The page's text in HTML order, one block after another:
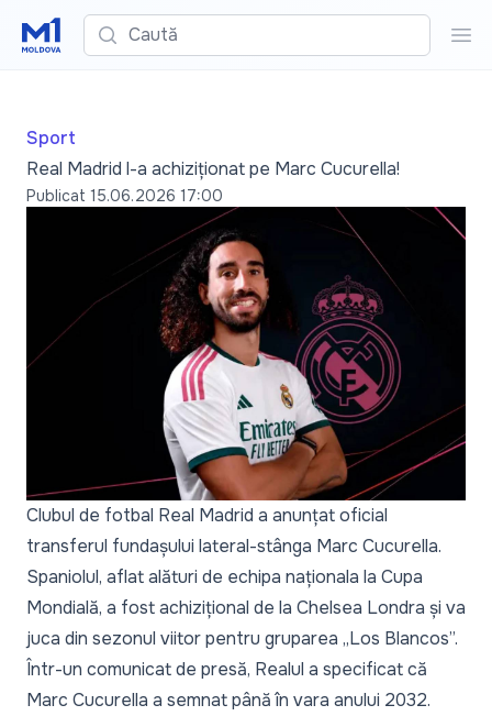
Caută
Sport
Real Madrid l-a achiziționat pe Marc Cucurella!
Publicat 15.06.2026 17:00
Clubul de fotbal Real Madrid a anunțat oficial
transferul fundașului lateral-stânga Marc Cucurella.
Spaniolul, aflat alături de echipa naționala la Cupa
Mondială, a fost achizițional de la Chelsea Londra și va
juca din sezonul viitor pentru gruparea „Los Blancos”.
Într-un comunicat de presă, Realul a specificat că
Marc Cucurella a semnat până în vara anului 2032.